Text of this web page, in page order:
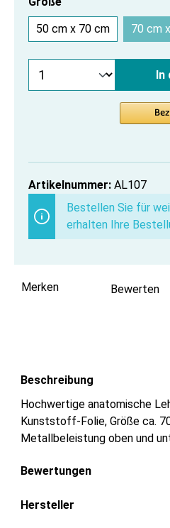
50 cm x 70 cm
70 cm
In
Artikelnummer: AL107
Bestellen Sie für
erhalten Ihre
Merken Bewerten
Beschreibung
Hochwertige anatomische
Kunststoff-Folie, Größe ca.
Metallbeleistung oben und
Bewertungen
Hersteller